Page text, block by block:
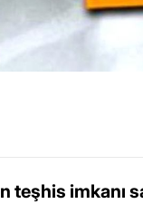
teşhis imkanı